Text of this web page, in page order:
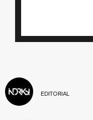
EDITORIAL